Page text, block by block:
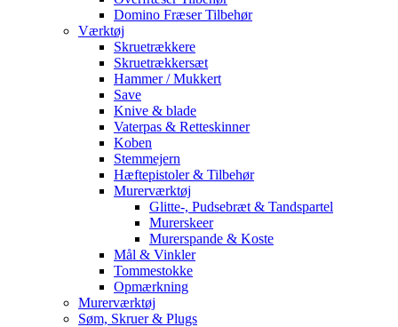
Domino Fræser Tilbehør
Værktøj
Skruetrækkere
Skruetrækkersæt
Hammer / Mukkert
Save
Knive & blade
Vaterpas & Retteskinner
Koben
Stemmejern
Hæftepistoler & Tilbehør
Murerværktøj
Glitte-, Pudsebræt & Tandspartel
Murerskeer
Murerspande & Koste
Mål & Vinkler
Tommestokke
Opmærkning
Murerværktøj
Søm, Skruer & Plugs